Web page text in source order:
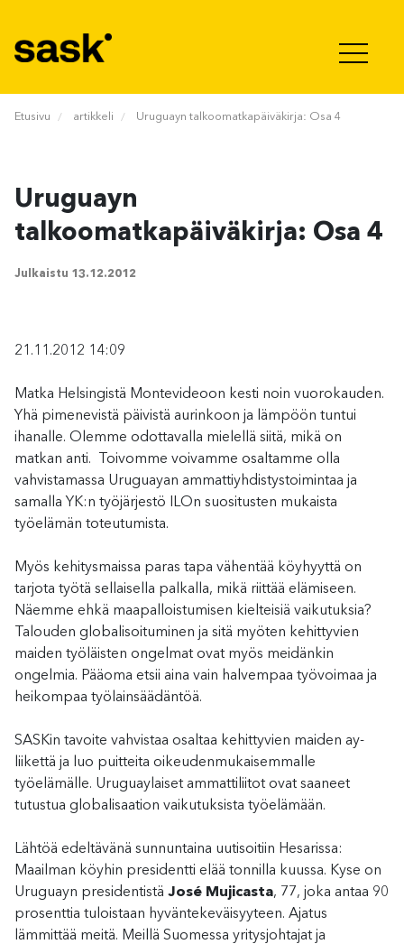
Etusivu artikkeli Uruguayn talkoomatkapäiväkirja: Osa 4
Uruguayn
talkoomatkapäiväkirja: Osa 4
Julkaistu 13.12.2012
21.11.2012 14:09
Matka Helsingistä Montevideoon kesti noin vuorokauden.
Yhä pimenevistä päivistä aurinkoon ja lämpöön tuntui
ihanalle. Olemme odottavalla mielellä siitä, mikä on
matkan anti. Toivomme voivamme osaltamme olla
vahvistamassa Uruguayan ammattiyhdistystoimintaa ja
samalla YK:n työjärjestö ILOn suositusten mukaista
työelämän toteutumista.
Myös kehitysmaissa paras tapa vähentää köyhyyttä on
tarjota työtä sellaisella palkalla, mikä riittää elämiseen.
Näemme ehkä maapalloistumisen kielteisiä vaikutuksia?
Talouden globalisoituminen ja sitä myöten kehittyvien
maiden työläisten ongelmat ovat myös meidänkin
ongelmia. Pääoma etsii aina vain halvempaa työvoimaa ja
heikompaa työlainsäädäntöä.
SASKin tavoite vahvistaa osaltaa kehittyvien maiden ay-
liikettä ja luo puitteita oikeudenmukaisemmalle
työelämälle. Uruguaylaiset ammattiliitot ovat saaneet
tutustua globalisaation vaikutuksista työelämään.
Lähtöä edeltävänä sunnuntaina uutisoitiin Hesarissa:
Maailman köyhin presidentti elää tonnilla kuussa. Kyse on
Uruguayn presidentistä José Mujicasta, 77, joka antaa 90
prosenttia tuloistaan hyväntekeväisyyteen. Ajatus
lämmittää meitä. Meillä Suomessa yritysjohtajat ja